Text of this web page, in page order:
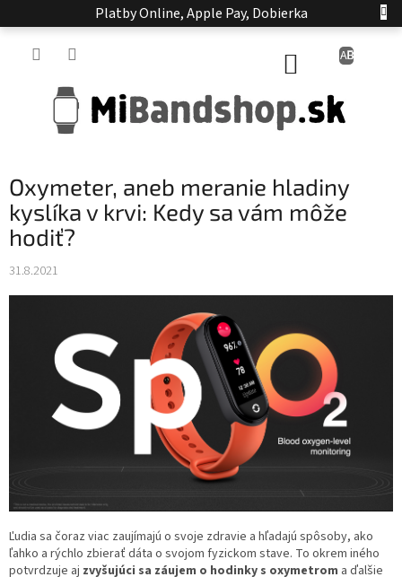
na
Platby Online, Apple Pay, Dobierka
NÁKUPNÝ
Oxymeter, aneb meranie hladiny
kyslíka v krvi: Kedy sa vám môže
hodiť?
31.8.2021
Ľudia sa čoraz viac zaujímajú o svoje zdravie a hľadajú spôsoby, ako
ľahko a rýchlo zbierať dáta o svojom fyzickom stave. To okrem iného
potvrdzuje aj zvyšujúci sa záujem o hodinky s oxymetrom a ďalšie